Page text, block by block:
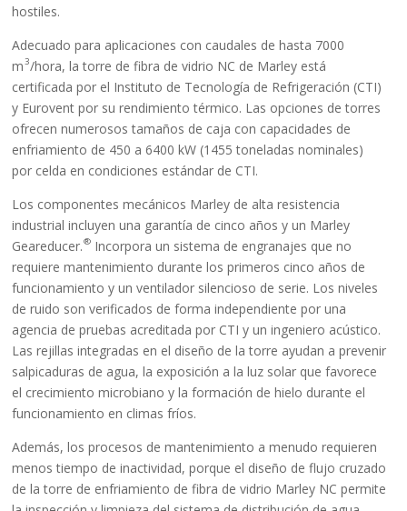
hostiles.
Adecuado para aplicaciones con caudales de hasta 7000
m3/hora, la torre de fibra de vidrio NC de Marley está
certificada por el Instituto de Tecnología de Refrigeración (CTI)
y Eurovent por su rendimiento térmico. Las opciones de torres
ofrecen numerosos tamaños de caja con capacidades de
enfriamiento de 450 a 6400 kW (1455 toneladas nominales)
por celda en condiciones estándar de CTI.
Los componentes mecánicos Marley de alta resistencia
industrial incluyen una garantía de cinco años y un Marley
Geareducer.®Incorpora un sistema de engranajes que no
requiere mantenimiento durante los primeros cinco años de
funcionamiento y un ventilador silencioso de serie. Los niveles
de ruido son verificados de forma independiente por una
agencia de pruebas acreditada por CTI y un ingeniero acústico.
Las rejillas integradas en el diseño de la torre ayudan a prevenir
salpicaduras de agua, la exposición a la luz solar que favorece
el crecimiento microbiano y la formación de hielo durante el
funcionamiento en climas fríos.
Además, los procesos de mantenimiento a menudo requieren
menos tiempo de inactividad, porque el diseño de flujo cruzado
de la torre de enfriamiento de fibra de vidrio Marley NC permite